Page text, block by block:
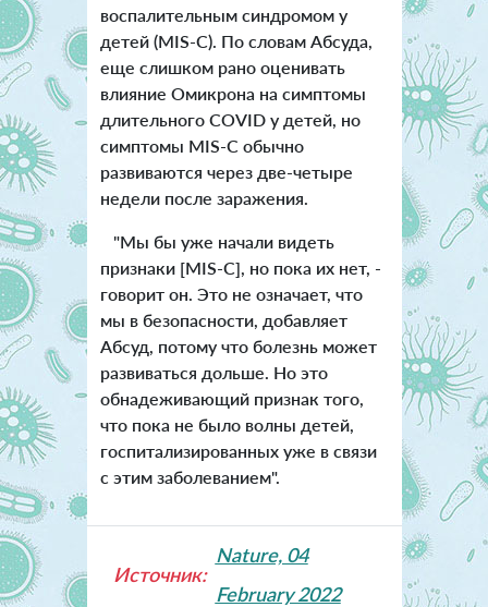
воспалительным синдромом у
детей (MIS-C). По словам Абсуда,
еще слишком рано оценивать
влияние Омикрона на симптомы
длительного COVID у детей, но
симптомы MIS-C обычно
развиваются через две-четыре
недели после заражения.
"Мы бы уже начали видеть
признаки [MIS-C], но пока их нет, -
говорит он. Это не означает, что
мы в безопасности, добавляет
Абсуд, потому что болезнь может
развиваться дольше. Но это
обнадеживающий признак того,
что пока не было волны детей,
госпитализированных уже в связи
с этим заболеванием".
Источник:
Nature, 04
February 2022